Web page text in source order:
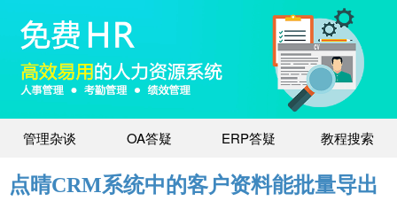
管理杂谈 OA答疑 ERP答疑 教程搜索
点晴CRM系统中的客户资料能批量导出